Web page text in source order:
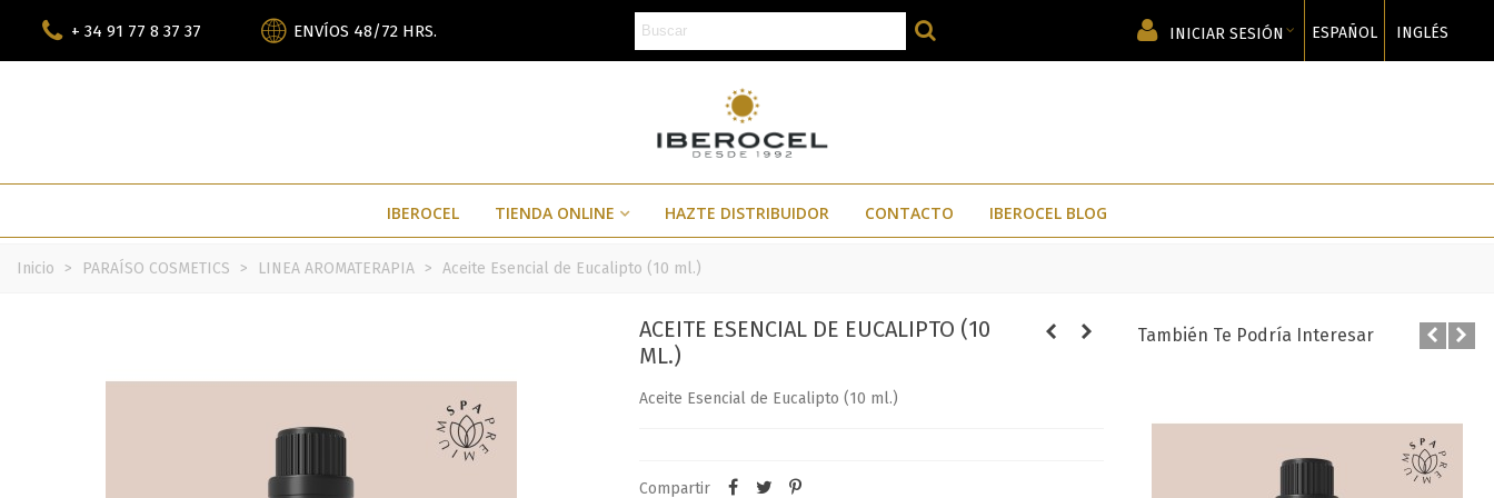
+ 34 91 77 8 37 37 ENVÍOS 48/72 HRS. INICIAR SESIÓN ESPAÑOL INGLÉS
IBEROCEL TIENDA ONLINE HAZTE DISTRIBUIDOR CONTACTO IBEROCEL BLOG
Inicio > PARAÍSO COSMETICS > LINEA AROMATERAPIA > Aceite Esencial de Eucalipto (10 ml.)
ACEITE ESENCIAL DE EUCALIPTO (10
ML.)
Aceite Esencial de Eucalipto (10 ml.)
Compartir
También Te Podría Interesar